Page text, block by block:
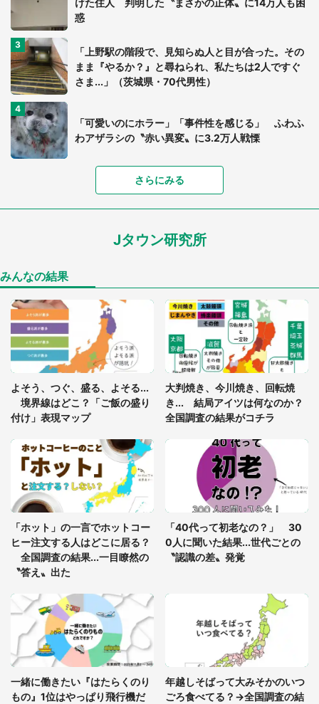
惑
「上野駅の階段で、見知らぬ人と目が合った。その
まま『やるか？』と尋ねられ、私たちは2人ですぐ
さま...」（茨城県・70代男性）
「可愛いのにホラー」「事件性を感じる」 ふわふ
わアザラシの〝赤い異変〟に3.2万人戦慄
「孫にあげると思って、あなたにこれをあげる」
真夏の山道で見知らぬお婆さんに握らされたもの
（山口県・30代女性）
「落ち着いて食べられないでしょう」高級旅館での
「閉所恐怖症の私は新幹線で大パニック。隣席の青
年に『手を繋いで』とお願いしたら...」 体験談に
8万人感動
グっちゃってた〝野生の野菜〟に6.5万人戦慄
かくれんぼの鬼が振り返ると...2歳娘が〝まさかの
姿〟に 父「2～3分探しました」
発表！一番かっこいいナンバープレートランキン
グ 3位「品川」2位「湘南」、意外な1位は...
さらにみる
Jタウン研究所
みんなの結果
よそう、つぐ、盛る、よそる...
境界線はどこ？「ご飯の盛り
付け」表現マップ
大判焼き、今川焼き、回転焼
き... 結局アイツは何なのか？
全国調査の結果がコチラ
「ホット」の一言でホットコー
ヒー注文する人はどこに居る？
全国調査の結果...一目瞭然の
〝答え〟出た
「40代って初老なの？」 30
0人に聞いた結果...世代ごとの
〝認識の差〟発覚
一緒に働きたい『はたらくのり
もの』1位はやっぱり飛行機だ
年越しそばって大みそかのいつ
ごろ食べてる？→全国調査の結